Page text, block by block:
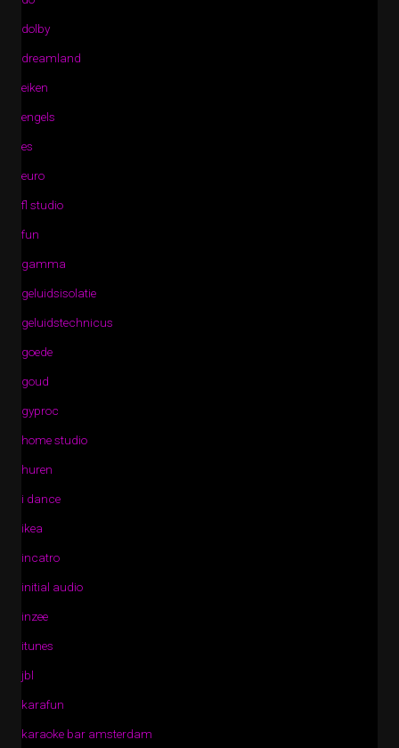
dolby
dreamland
eiken
engels
es
euro
fl studio
fun
gamma
geluidsisolatie
geluidstechnicus
goede
goud
gyproc
home studio
huren
i dance
ikea
incatro
initial audio
inzee
itunes
jbl
karafun
karaoke bar amsterdam